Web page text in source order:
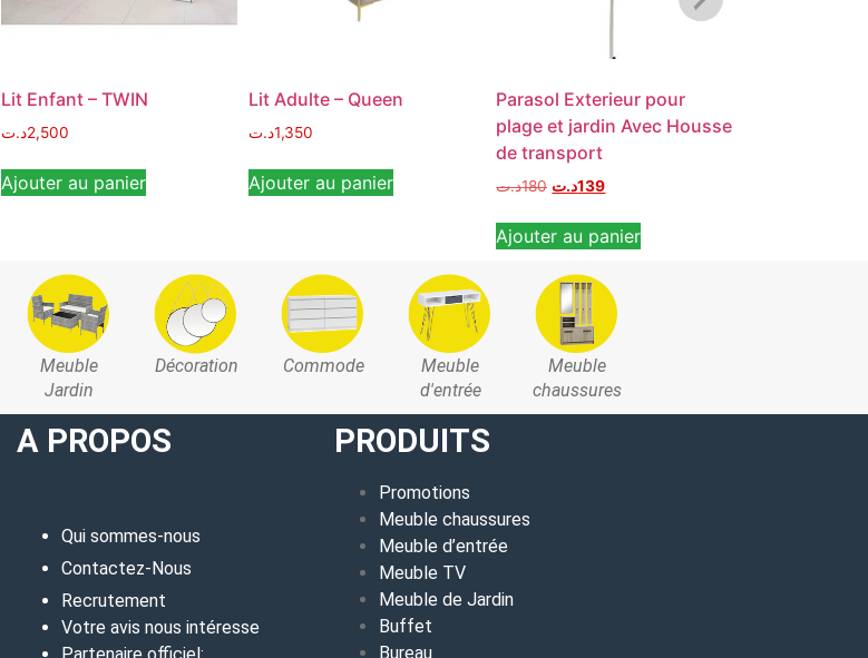
Lit Enfant – TWIN
2,500د.ت
Ajouter au panier
Lit Adulte – Queen
1,350د.ت
Ajouter au panier
Parasol Exterieur pour
plage et jardin Avec Housse
de transport
180د.ت 139د.ت
Ajouter au panier
Meuble
Jardin
Décoration Commode
Meuble
d'entrée
Meuble
chaussures
A PROPOS
Qui sommes-nous
Contactez-Nous
Recrutement
Votre avis nous intéresse
PRODUITS
Promotions
Meuble chaussures
Meuble d’entrée
Meuble TV
Meuble de Jardin
Buffet
Bureau